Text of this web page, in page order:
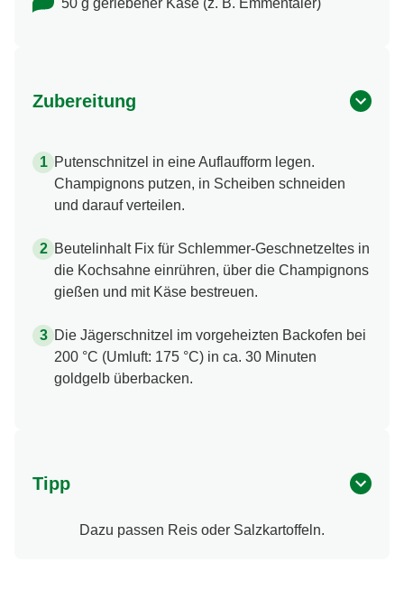
50 g geriebener Käse (z. B. Emmentaler)
Zubereitung
Putenschnitzel in eine Auflaufform legen.
Champignons putzen, in Scheiben schneiden
und darauf verteilen.
Beutelinhalt Fix für Schlemmer-Geschnetzeltes in
die Kochsahne einrühren, über die Champignons
gießen und mit Käse bestreuen.
Die Jägerschnitzel im vorgeheizten Backofen bei
200 °C (Umluft: 175 °C) in ca. 30 Minuten
goldgelb überbacken.
Tipp
Dazu passen Reis oder Salzkartoffeln.